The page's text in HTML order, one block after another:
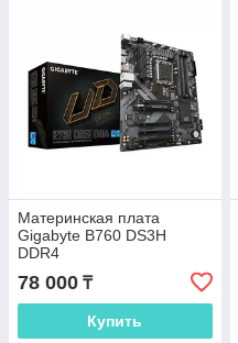
Материнская плата
Gigabyte B760 DS3H
DDR4
78 000 ₸
Купить